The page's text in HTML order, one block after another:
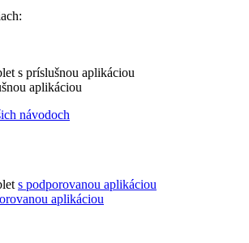
s príslušnou aplikáciou
aplikáciou
návodoch
s podporovanou aplikáciou
aplikáciou